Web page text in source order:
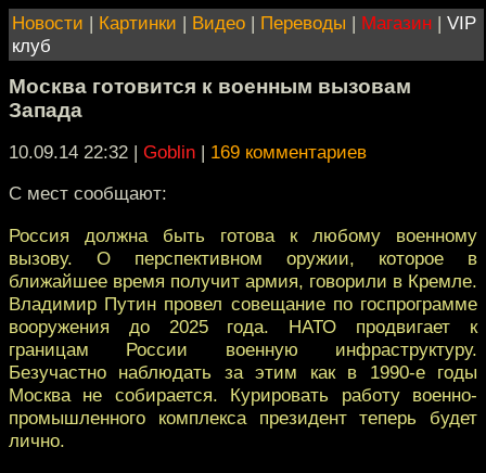
Новости | Картинки | Видео | Переводы | Магазин | VIP
клуб
Москва готовится к военным вызовам
Запада
10.09.14 22:32 | Goblin | 169 комментариев
С мест сообщают:
Россия должна быть готова к любому военному
вызову. О перспективном оружии, которое в
ближайшее время получит армия, говорили в Кремле.
Владимир Путин провел совещание по госпрограмме
вооружения до 2025 года. НАТО продвигает к
границам России военную инфраструктуру.
Безучастно наблюдать за этим как в 1990-е годы
Москва не собирается. Курировать работу военно-
промышленного комплекса президент теперь будет
лично.